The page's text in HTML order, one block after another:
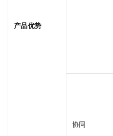
产品优势
协同